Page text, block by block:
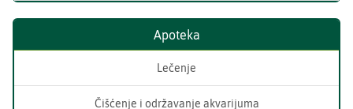
Apoteka
Lečenje
Čišćenje i održavanje akvarijuma